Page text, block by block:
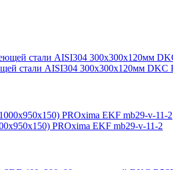
стали AISI304 300х300х120мм DKC
PROxima EKF mb29-v-11-2